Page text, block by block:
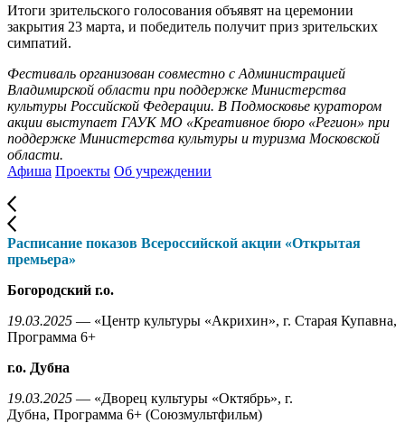
Итоги зрительского голосования объявят на церемонии
закрытия 23 марта, и победитель получит приз зрительских
симпатий.
Фестиваль организован совместно с Администрацией
Владимирской области при поддержке Министерства
культуры Российской Федерации. В Подмосковье куратором
акции выступает ГАУК МО «Креативное бюро «Регион» при
поддержке Министерства культуры и туризма Московской
области.
Афиша Проекты Об учреждении
Расписание показов Всероссийской акции «Открытая
премьера»
Богородский г.о.
19.03.2025 — «Центр культуры «Акрихин», г. Старая Купавна,
Программа 6+
г.о. Дубна
19.03.2025 — «Дворец культуры «Октябрь», г.
Дубна, Программа 6+ (Союзмультфильм)